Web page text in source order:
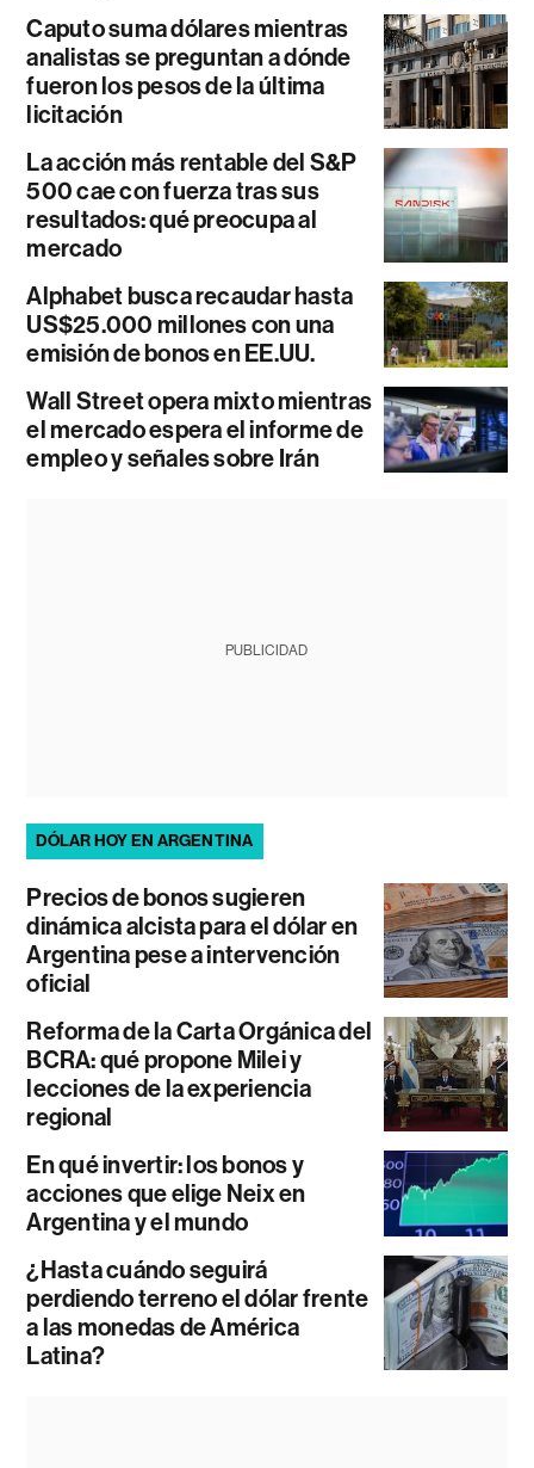
Caputo suma dólares mientras
analistas se preguntan a dónde
fueron los pesos de la última
licitación
La acción más rentable del S&P
500 cae con fuerza tras sus
resultados: qué preocupa al
mercado
Alphabet busca recaudar hasta
US$25.000 millones con una
emisión de bonos en EE.UU.
Wall Street opera mixto mientras
el mercado espera el informe de
empleo y señales sobre Irán
PUBLICIDAD
DÓLAR HOY EN ARGENTINA
Precios de bonos sugieren
dinámica alcista para el dólar en
Argentina pese a intervención
oficial
Reforma de la Carta Orgánica del
BCRA: qué propone Milei y
lecciones de la experiencia
regional
En qué invertir: los bonos y
acciones que elige Neix en
Argentina y el mundo
¿Hasta cuándo seguirá
perdiendo terreno el dólar frente
a las monedas de América
Latina?